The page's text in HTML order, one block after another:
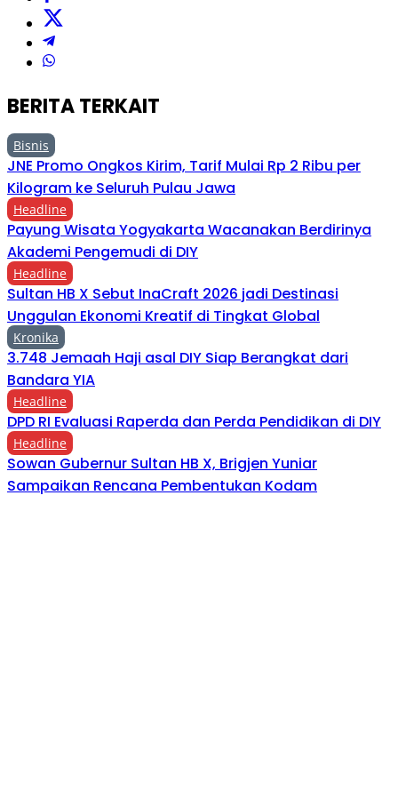
BERITA TERKAIT
Bisnis
JNE Promo Ongkos Kirim, Tarif Mulai Rp 2 Ribu per
Kilogram ke Seluruh Pulau Jawa
Headline
Payung Wisata Yogyakarta Wacanakan Berdirinya
Akademi Pengemudi di DIY
Headline
Sultan HB X Sebut InaCraft 2026 jadi Destinasi
Unggulan Ekonomi Kreatif di Tingkat Global
Kronika
3.748 Jemaah Haji asal DIY Siap Berangkat dari
Bandara YIA
Headline
DPD RI Evaluasi Raperda dan Perda Pendidikan di DIY
Headline
Sowan Gubernur Sultan HB X, Brigjen Yuniar
Sampaikan Rencana Pembentukan Kodam